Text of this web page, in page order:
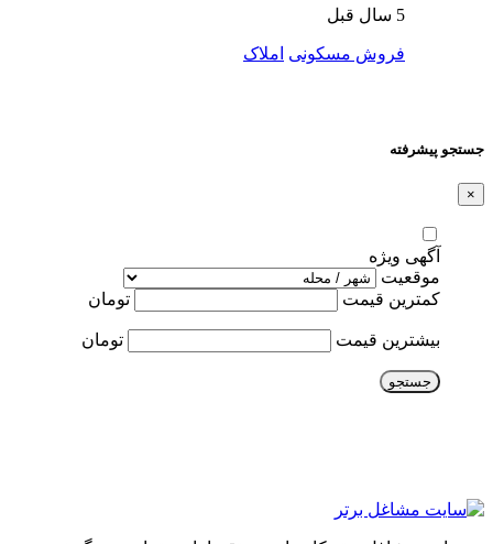
5 سال قبل
فروش مسکونی املاک
جستجو پیشرفته
×
آگهی ویژه
موقعیت
کمترین قیمت
تومان
بیشترین قیمت تومان
جستجو